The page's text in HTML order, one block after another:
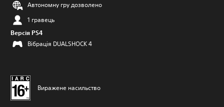
Автономну гру дозволено
1 гравець
Версія PS4
Вібрація DUALSHOCK 4
Виражене насильство